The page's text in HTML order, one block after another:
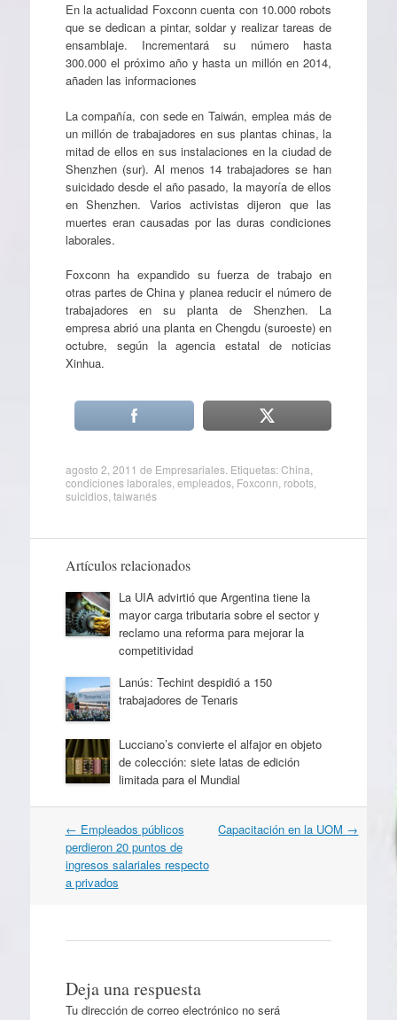
En la actualidad Foxconn cuenta con 10.000 robots
que se dedican a pintar, soldar y realizar tareas de
ensamblaje. Incrementará su número hasta
300.000 el próximo año y hasta un millón en 2014,
añaden las informaciones
La compañía, con sede en Taiwán, emplea más de
un millón de trabajadores en sus plantas chinas, la
mitad de ellos en sus instalaciones en la ciudad de
Shenzhen (sur). Al menos 14 trabajadores se han
suicidado desde el año pasado, la mayoría de ellos
en Shenzhen. Varios activistas dijeron que las
muertes eran causadas por las duras condiciones
laborales.
Foxconn ha expandido su fuerza de trabajo en
otras partes de China y planea reducir el número de
trabajadores en su planta de Shenzhen. La
empresa abrió una planta en Chengdu (suroeste) en
octubre, según la agencia estatal de noticias
Xinhua.
agosto 2, 2011 de Empresariales. Etiquetas:China
condiciones laborales, empleados, Foxconn robots,
suicidios, taiwanés
Artículos relacionados
La UIA advirtió que Argentina tiene la
mayor carga tributaria sobre el sector y
reclamo una reforma para mejorar la
competitividad
Lanús: Techint despidió a 150
trabajadores de Tenaris
Lucciano’s convierte el alfajor en objeto
de colección: siete latas de edición
limitada para el Mundial
Navegación
por
artículos
← Empleados públicos
perdieron 20 puntos de
ingresos salariales respecto
a privados
Capacitación en la UOM →
Deja una respuesta
Tu dirección de correo electrónico no será